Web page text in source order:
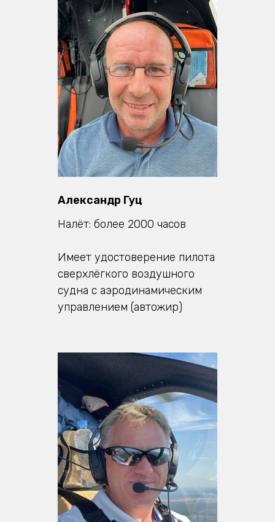
Александр Гуц
Налёт: более 2000 часов
Имеет удостоверение пилота
сверхлёгкого воздушного
судна с аэродинамическим
управлением (автожир)